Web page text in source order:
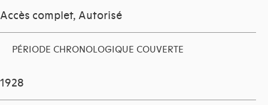
Accès complet, Autorisé
PÉRIODE CHRONOLOGIQUE COUVERTE
1928